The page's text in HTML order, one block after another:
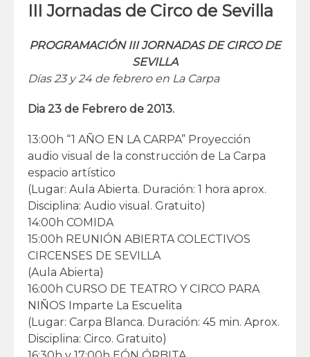
III Jornadas de Circo de Sevilla
PROGRAMACIÓNIII JORNADAS DE CIRCO DE
SEVILLA
Días 23 y 24 de febrero en La Carpa
Dia 23 de Febrero de 2013.
13:00h “1 AÑO EN LA CARPA” Proyección
audio visual de la construcción de La Carpa
espacio artístico
(Lugar: Aula Abierta. Duración: 1 hora aprox.
Disciplina: Audio visual. Gratuito)
14:00h COMIDA
15:00h REUNIÓN ABIERTA COLECTIVOS
CIRCENSES DE SEVILLA
(Aula Abierta)
16:00h CURSO DE TEATRO Y CIRCO PARA
NIÑOS Imparte La Escuelita
(Lugar: Carpa Blanca. Duración: 45 min. Aprox.
Disciplina: Circo. Gratuito)